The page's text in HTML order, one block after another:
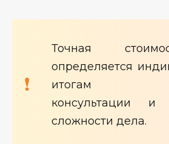
Точная
определяется
итогам
консультации и
сложности дела.